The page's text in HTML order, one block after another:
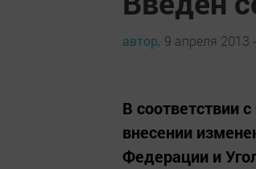
автор, 9 апреля 2013
В соответствии
внесении
Федерации и